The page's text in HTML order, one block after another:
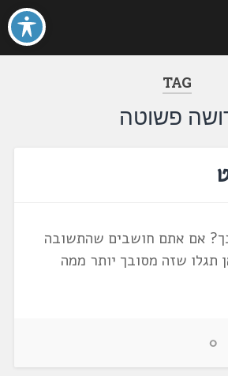
TAG
פשוטה
אם אתם חושבים שהתשובה
תגלו שזה מסובך יותר ממה
0